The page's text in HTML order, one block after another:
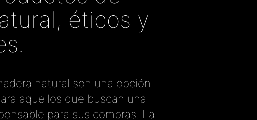
éticos y
natural son una opción
aquellos que buscan una
para sus compras. La